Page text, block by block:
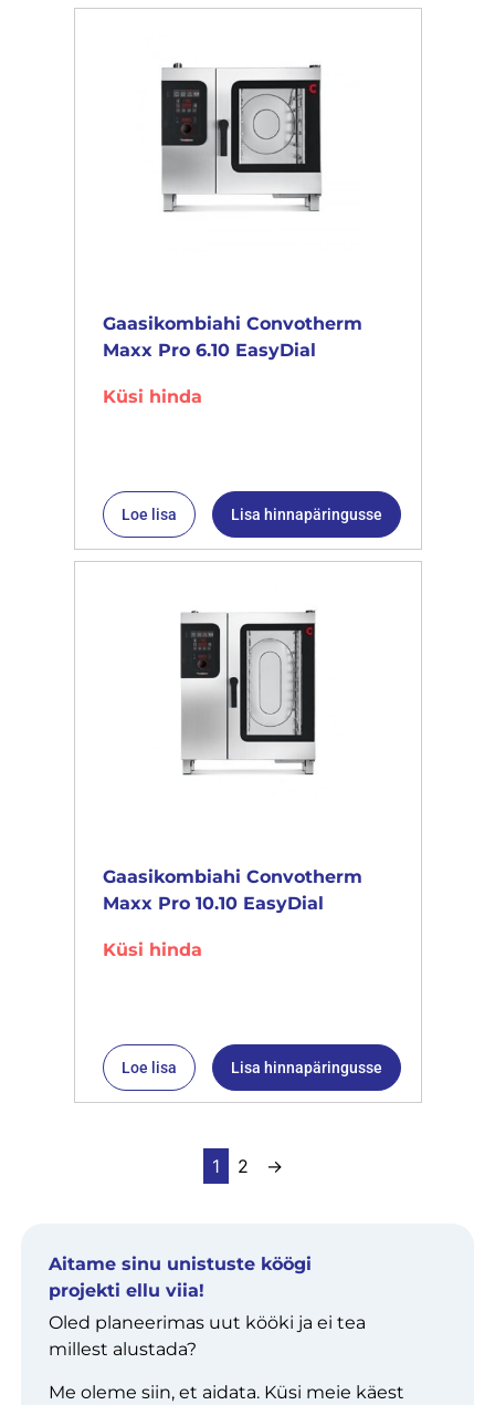
Gaasikombiahi Convotherm
Maxx Pro 6.10 EasyDial
Küsi hinda
Loe lisa Lisa hinnapäringusse
Gaasikombiahi Convotherm
Maxx Pro 10.10 EasyDial
Küsi hinda
Loe lisa Lisa hinnapäringusse
1 2 →
Aitame sinu unistuste köögi
projekti ellu viia!
Oled planeerimas uut kööki ja ei tea
millest alustada?
Me oleme siin, et aidata. Küsi meie käest